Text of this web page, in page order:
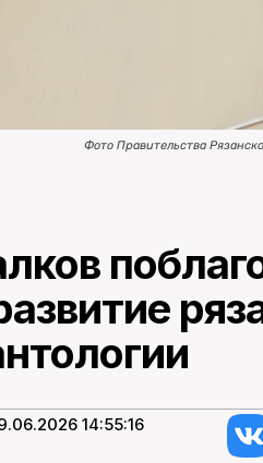
Фото Правительства
14:55:16